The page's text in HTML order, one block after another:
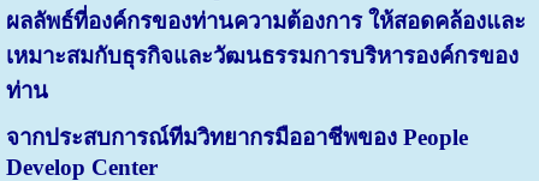
ผลลัพธ์ที่องค์กรของท่านความต้องการ ให้สอดคล้องและ
เหมาะสมกับธุรกิจและวัฒนธรรมการบริหารองค์กรของ
ท่าน
จากประสบการณ์ทีมวิทยากรมืออาชีพของ People
Develop Center